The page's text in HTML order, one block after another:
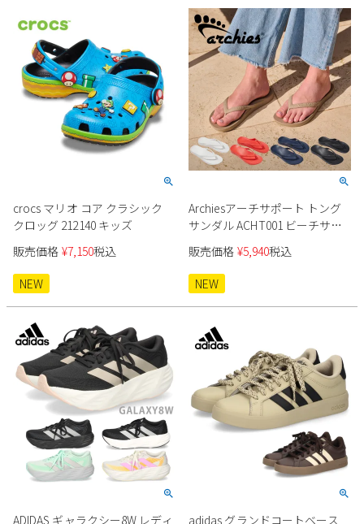
crocs マリオ コア クラシック
クロッグ 212140 キッズ
販売価格 ¥7,150税込
NEW
Archiesアーチサポート トング
サンダル ACHT001 ビーチサン
ダル
販売価格 ¥5,940税込
NEW
ADIDAS ギャラクシー8W レディ adidas グランドコートベース